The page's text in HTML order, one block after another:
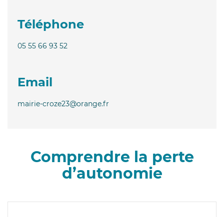
Téléphone
05 55 66 93 52
Email
mairie-croze23@orange.fr
Comprendre la perte
d’autonomie